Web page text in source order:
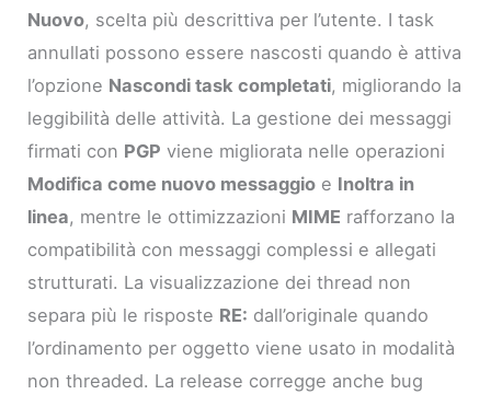
Nuovo, scelta più descrittiva per l’utente. I task
annullati possono essere nascosti quando è attiva
l’opzione Nascondi task completati, migliorando la
leggibilità delle attività. La gestione dei messaggi
firmati con PGP viene migliorata nelle operazioni
Modifica come nuovo messaggio e Inoltra in
linea, mentre le ottimizzazioni MIME rafforzano la
compatibilità con messaggi complessi e allegati
strutturati. La visualizzazione dei thread non
separa più le risposte RE: dall’originale quando
l’ordinamento per oggetto viene usato in modalità
non threaded. La release corregge anche bug